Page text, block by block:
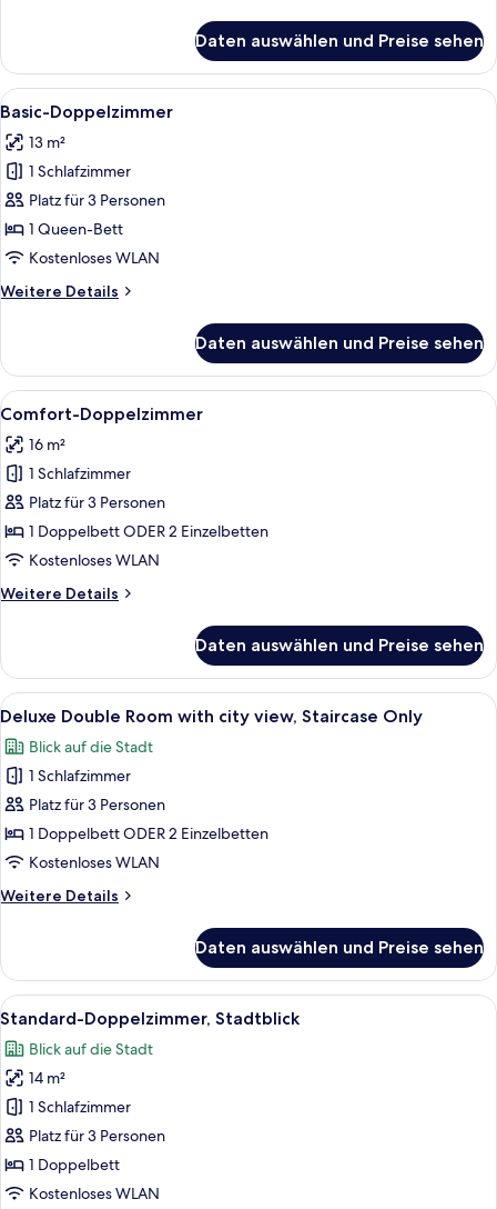
anzeigen
Double
Room,
City
Daten auswählen und Preise sehen
Alle
Fotos
für
Basic-
Doppelzimmer
anzeigen
Ein Hotelzimmer mit einem großen
3
Basic-Doppelzimmer
13 m²
1 Schlafzimmer
Platz für 3 Personen
1 Queen-Bett
Kostenloses WLAN
Weitere Details
Weitere
Doppelzimmer
Daten auswählen und Preise sehen
Alle
Fotos
für
Comfort-
Doppelzimmer
anzeigen
Ein Hotelzimmer mit zwei Betten,
2
Comfort-Doppelzimmer
16 m²
1 Schlafzimmer
Platz für 3 Personen
1 Doppelbett ODER 2 Einzelbetten
Kostenloses WLAN
Weitere Details
Weitere
Doppelzimmer
Daten auswählen und Preise sehen
Alle
Fotos
für
Deluxe
Double
Room
with
view,
anzeigen
Ein Schlafzimmer mit einem großen
2
Deluxe Double Room with city view, Staircase Only
Blick auf die Stadt
1 Schlafzimmer
Platz für 3 Personen
1 Doppelbett ODER 2 Einzelbetten
Kostenloses WLAN
Weitere Details
Weitere
Double
Room
with
view,
Staircase
Only
Daten auswählen und Preise sehen
Alle
Fotos
für
Standard-
Doppelzimmer,
Stadtblick
anzeigen
Ein Hotelzimmer mit einem Bett,
5
Standard-Doppelzimmer, Stadtblick
Blick auf die Stadt
14 m²
1 Schlafzimmer
Platz für 3 Personen
1 Doppelbett
Kostenloses WLAN